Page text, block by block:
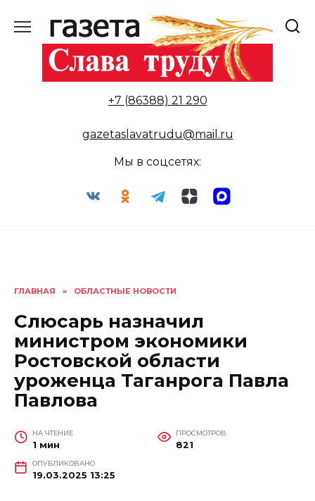
содержанию
+7 (86388) 21 290
gazetaslavatrudu@mail.ru
Мы в соцсетях:
ГЛАВНАЯ » ОБЛАСТНЫЕ НОВОСТИ
Слюсарь назначил
министром экономики
Ростовской области
уроженца Таганрога Павла
Павлова
НА ЧТЕНИЕ
1 мин
ПРОСМОТРОВ
821
ОПУБЛИКОВАНО
19.03.2025 13:25